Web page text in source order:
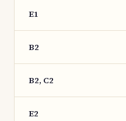
E1
B2
B2, C2
E2